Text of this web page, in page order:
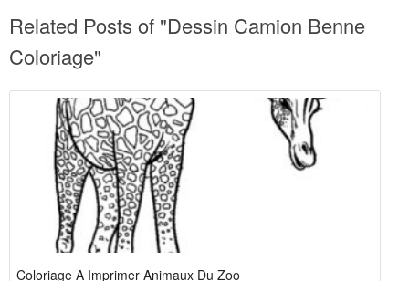
Related Posts of "Dessin Camion Benne
Coloriage"
Coloriage A Imprimer Animaux Du Zoo